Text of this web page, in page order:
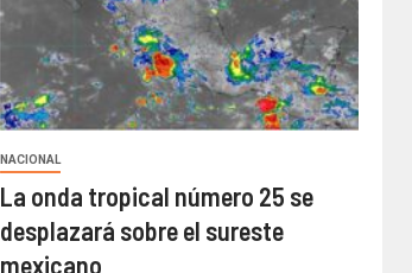
NACIONAL
La onda tropical número 25 se
desplazará sobre el sureste
mexicano